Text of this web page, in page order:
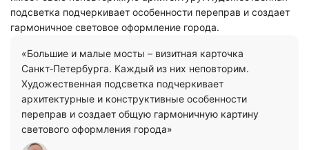
подсветка подчеркивает особенности переправ и создает
гармоничное световое оформление города.
«Большие и малые мосты – визитная карточка
Санкт‑Петербурга. Каждый из них неповторим.
Художественная подсветка подчеркивает
архитектурные и конструктивные особенности
переправ и создает общую гармоничную картину
светового оформления города»